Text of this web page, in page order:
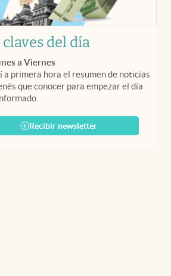
claves del día
a Viernes
a primera hora el resumen de noticias
que conocer para empezar el día
Recibir newsletter